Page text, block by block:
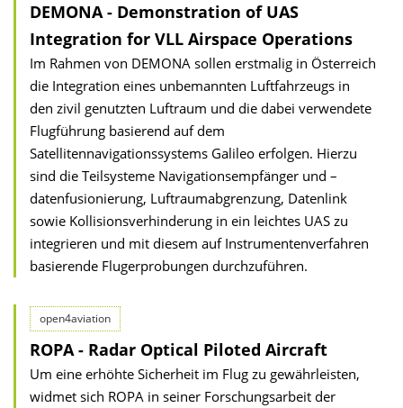
DEMONA - Demonstration of UAS
Integration for VLL Airspace Operations
Im Rahmen von DEMONA sollen erstmalig in Österreich
die Integration eines unbemannten Luftfahrzeugs in
den zivil genutzten Luftraum und die dabei verwendete
Flugführung basierend auf dem
Satellitennavigationssystems Galileo erfolgen. Hierzu
sind die Teilsysteme Navigationsempfänger und –
datenfusionierung, Luftraumabgrenzung, Datenlink
sowie Kollisionsverhinderung in ein leichtes UAS zu
integrieren und mit diesem auf Instrumentenverfahren
basierende Flugerprobungen durchzuführen.
open4aviation
ROPA - Radar Optical Piloted Aircraft
Um eine erhöhte Sicherheit im Flug zu gewährleisten,
widmet sich ROPA in seiner Forschungsarbeit der